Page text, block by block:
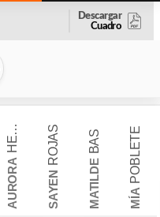
Descargar
Cuadro
AURORA
H
E
R
R
E
R
A
SAYEN
ROJAS
MATILDE
BAS
MÍA
POBLETE